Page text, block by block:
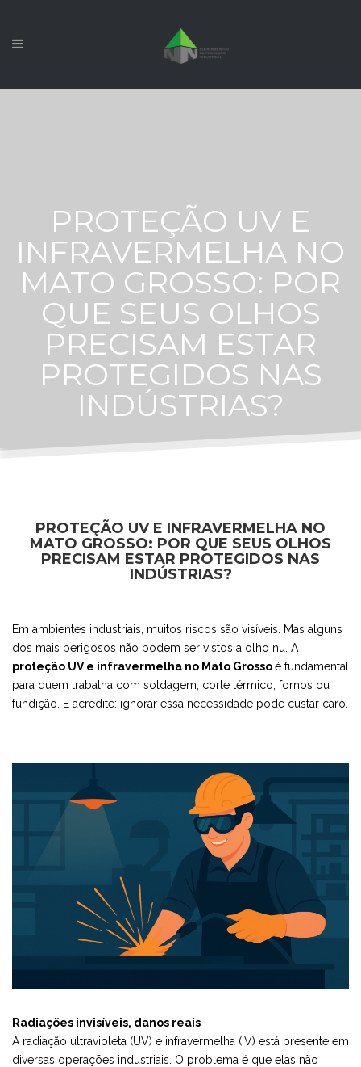
PROTEÇÃO UV E
INFRAVERMELHA NO
MATO GROSSO: POR
QUE SEUS OLHOS
PRECISAM ESTAR
PROTEGIDOS NAS
INDÚSTRIAS?
PROTEÇÃO UV E INFRAVERMELHA NO
MATO GROSSO: POR QUE SEUS OLHOS
PRECISAM ESTAR PROTEGIDOS NAS
INDÚSTRIAS?
Em ambientes industriais, muitos riscos são visíveis. Mas alguns
dos mais perigosos não podem ser vistos a olho nu. A
proteção UV e infravermelha no Mato Grossoé fundamental
para quem trabalha com soldagem, corte térmico, fornos ou
fundição. E acredite: ignorar essa necessidade pode custar caro.
Radiações invisíveis, danos reais
A radiação ultravioleta (UV) e infravermelha (IV) está presente em
diversas operações industriais. O problema é que elas não